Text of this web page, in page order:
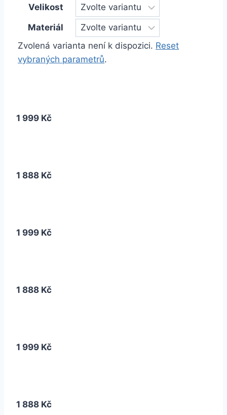
Velikost
Materiál
Zvolená varianta není k dispozici. Reset
vybraných parametrů.
1 999 Kč
1 888 Kč
1 999 Kč
1 888 Kč
1 999 Kč
1 888 Kč